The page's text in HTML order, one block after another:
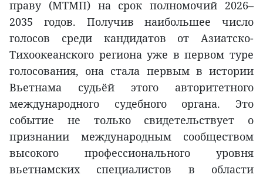
праву (МТМП) на срок полномочий 2026–
2035 годов. Получив наибольшее число
голосов среди кандидатов от Азиатско-
Тихоокеанского региона уже в первом туре
голосования, она стала первым в истории
Вьетнама судьёй этого авторитетного
международного судебного органа. Это
событие не только свидетельствует о
признании международным сообществом
высокого профессионального уровня
вьетнамских специалистов в области